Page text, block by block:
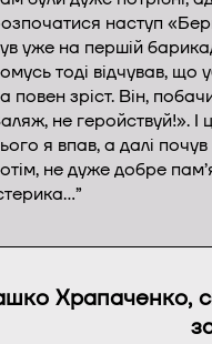
наступ
уже на першій
тоді відчував, що
повен зріст. Він,
не геройствуй!». І
я впав, а далі
не дуже добре
Храпаченко,